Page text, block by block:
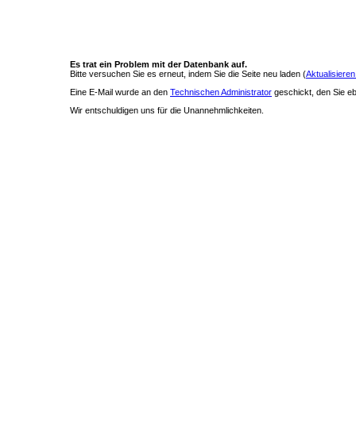
Es trat ein Problem mit der Datenbank auf.
Bitte versuchen Sie es erneut, indem Sie die Seite neu laden (
Eine E-Mail wurde an den Technischen Administrator geschickt, den Sie
Wir entschuldigen uns für die Unannehmlichkeiten.